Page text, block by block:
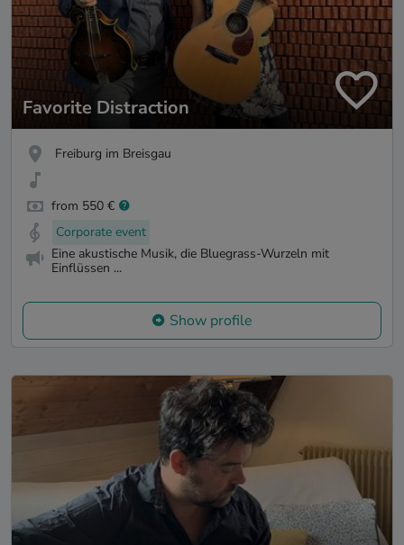
Favorite Distraction
Freiburg im Breisgau
from 550 €
Corporate event
Eine akustische Musik, die Bluegrass-Wurzeln mit
Einflüssen ...
Show profile